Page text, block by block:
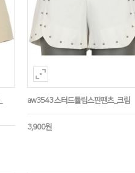
aw3543 스터드튤립스판팬츠_크림
3,900원